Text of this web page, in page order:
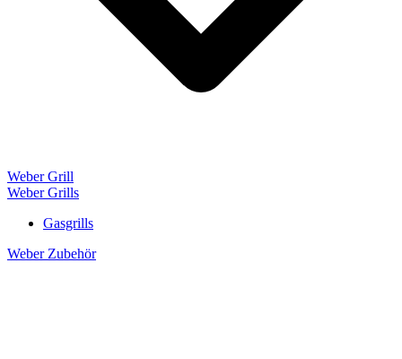
Weber Grill
Weber Grills
Gasgrills
Weber Zubehör